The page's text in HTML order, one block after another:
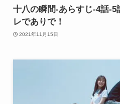
十八の瞬間-あらすじ-4話-
レでありで！
2021年11月15日